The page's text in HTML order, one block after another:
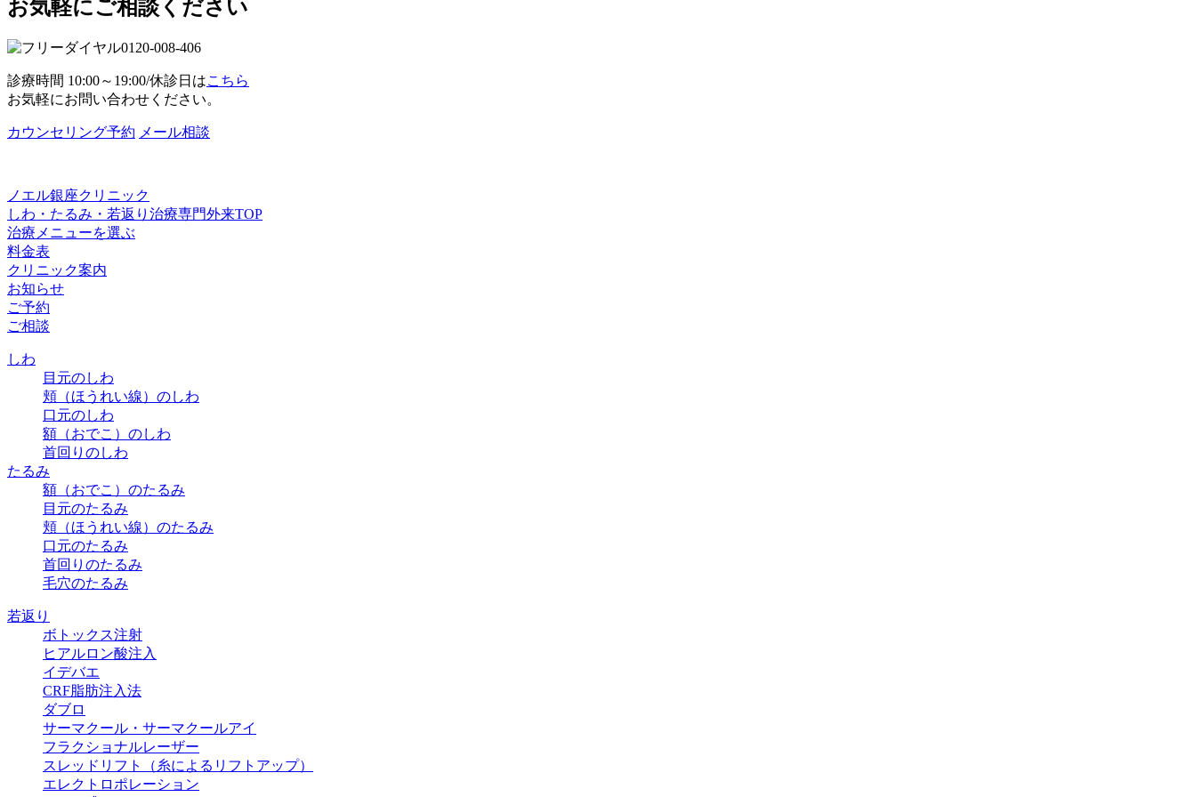
お気軽にご相談ください
0120-008-406
診療時間 10:00～19:00/休診日はこちら
お気軽にお問い合わせください。
カウンセリング予約 メール相談
ノエル銀座クリニック
しわ・たるみ・若返り治療専門外来TOP
治療メニューを選ぶ
料金表
クリニック案内
お知らせ
ご予約
ご相談
しわ
目元のしわ
頬（ほうれい線）のしわ
口元のしわ
額（おでこ）のしわ
首回りのしわ
たるみ
額（おでこ）のたるみ
目元のたるみ
頬（ほうれい線）のたるみ
口元のたるみ
首回りのたるみ
毛穴のたるみ
若返り
ボトックス注射
ヒアルロン酸注入
イデバエ
CRF脂肪注入法
ダブロ
サーマクール・サーマクールアイ
フラクショナルレーザー
スレッドリフト（糸によるリフトアップ）
エレクトロポレーション